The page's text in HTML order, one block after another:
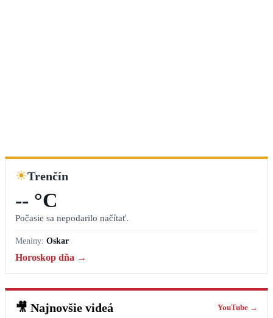
☀Trenčín
-- °C
Počasie sa nepodarilo načítať.
Meniny: Oskar
Horoskop dňa →
🎥 Najnovšie videá YouTube →